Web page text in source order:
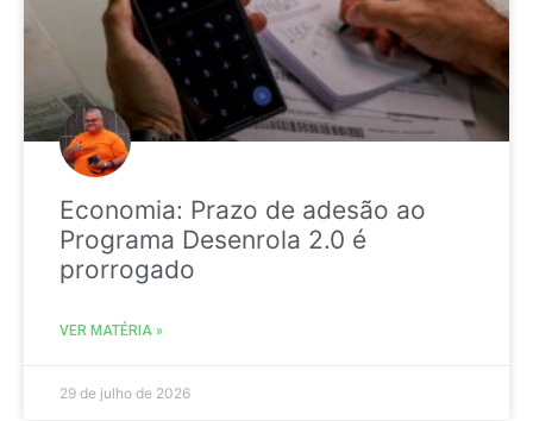
Economia: Prazo de adesão ao
Programa Desenrola 2.0 é
prorrogado
VER MATÉRIA »
29 de julho de 2026